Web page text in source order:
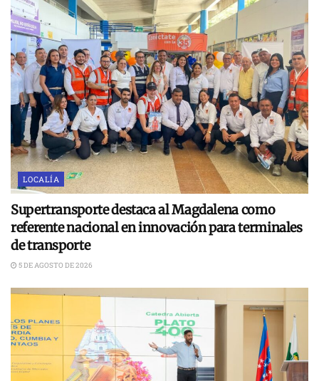
LOCALÍA
Supertransporte destaca al Magdalena como
referente nacional en innovación para terminales
de transporte
5 DE AGOSTO DE 2026